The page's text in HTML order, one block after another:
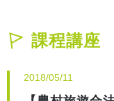
課程講座
2018/05/11